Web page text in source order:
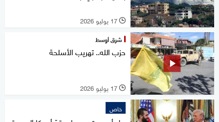
l 17 يوليو 2026
شرق أوسط
حزب الله.. تهريب الأسلحة
l 17 يوليو 2026
خاص